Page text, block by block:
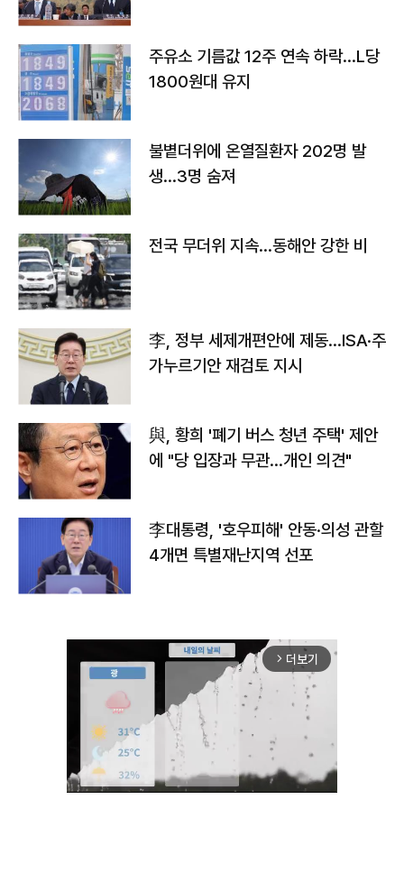
주유소 기름값 12주 연속 하락…L당
1800원대 유지
불볕더위에 온열질환자 202명 발
생…3명 숨져
전국 무더위 지속…동해안 강한 비
李, 정부 세제개편안에 제동…ISA·주
가누르기안 재검토 지시
與, 황희 '폐기 버스 청년 주택' 제안
에 "당 입장과 무관…개인 의견"
李대통령, '호우피해' 안동·의성 관할
4개면 특별재난지역 선포
arrow_forward_ios 더보기